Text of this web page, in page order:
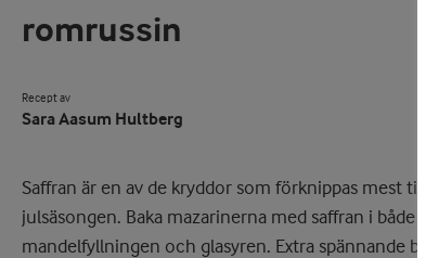
romrussin
Recept av
Sara Aasum Hultberg
Saffran är en av de kryddor som förknippas mest till
julsäsongen. Baka mazarinerna med saffran i både
mandelfyllningen och glasyren. Extra spännande blir